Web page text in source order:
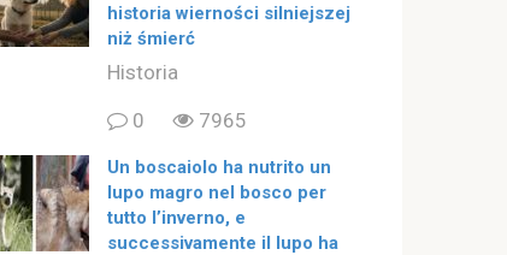
historia wierności silniejszej
niż śmierć
Historia
0
7965
Un boscaiolo ha nutrito un
lupo magro nel bosco per
tutto l’inverno, e
successivamente il lupo ha